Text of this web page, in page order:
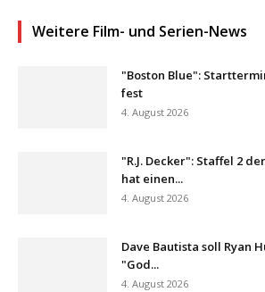
Weitere Film- und Serien-News
"Boston Blue":
fest
4. August 2026
"R.J. Decker": Staffel 2
hat einen...
4. August 2026
Dave Bautista soll Ryan
"God...
4. August 2026